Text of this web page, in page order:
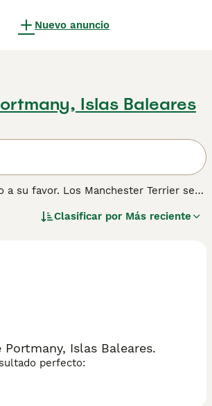
Nuevo anuncio
Islas Baleares
a su favor. Los Manchester Terrier se
destacan y de las que disfrutan
Clasificar por Más reciente
Islas Baleares.
perfecto: